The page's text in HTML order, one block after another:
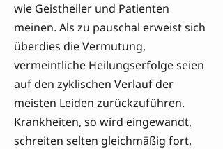
wie Geistheiler und Patienten
meinen. Als zu pauschal erweist sich
überdies die Vermutung,
vermeintliche Heilungserfolge seien
auf den zyklischen Verlauf der
meisten Leiden zurückzuführen.
Krankheiten, so wird eingewandt,
schreiten selten gleichmäßig fort,